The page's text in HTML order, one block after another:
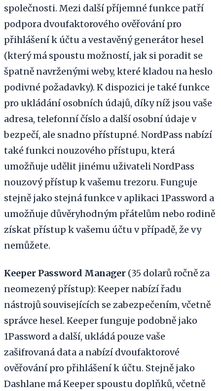
společnosti. Mezi další příjemné funkce patří
podpora dvoufaktorového ověřování pro
přihlášení k účtu a vestavěný generátor hesel
(který má spoustu možností, jak si poradit se
špatně navrženými weby, které kladou na heslo
podivné požadavky). K dispozici je také funkce
pro ukládání osobních údajů, díky níž jsou vaše
adresa, telefonní číslo a další osobní údaje v
bezpečí, ale snadno přístupné. NordPass nabízí
také funkci nouzového přístupu, která
umožňuje udělit jinému uživateli NordPass
nouzový přístup k vašemu trezoru. Funguje
stejně jako stejná funkce v aplikaci 1Password a
umožňuje důvěryhodným přátelům nebo rodině
získat přístup k vašemu účtu v případě, že vy
nemůžete.
Keeper Password Manager (35 dolarů ročně za
neomezený přístup): Keeper nabízí řadu
nástrojů souvisejících se zabezpečením, včetně
správce hesel. Keeper funguje podobně jako
1Password a další, ukládá pouze vaše
zašifrovaná data a nabízí dvoufaktorové
ověřování pro přihlášení k účtu. Stejně jako
Dashlane má Keeper spoustu doplňků, včetně